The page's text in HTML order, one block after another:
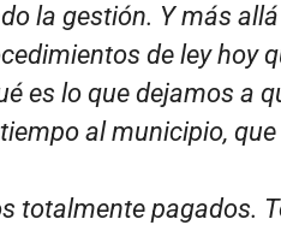
la gestión. Y más
de ley hoy
es lo que dejamos a
al municipio,
totalmente pagados.